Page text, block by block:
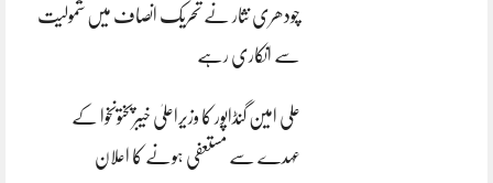
چودھری نثار نے تحریک انصاف میں شمولیت
سے انکاری رہے
علی امین گنڈاپور کا وزیراعلیٰ خیبرپختونخوا کے
عہدے سے مستعفی ہونے کا اعلان